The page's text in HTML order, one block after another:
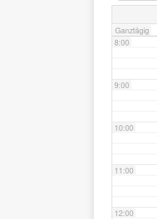
Ganztägig
8:00
9:00
10:00
11:00
12:00